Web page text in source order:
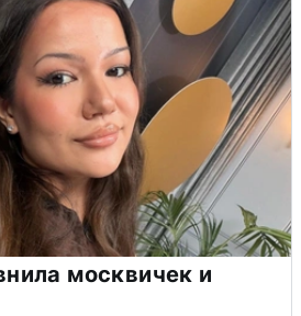
москвичек и